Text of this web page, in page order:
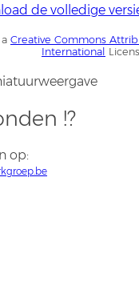
de volledige
Creative Commons
International
!?
op: